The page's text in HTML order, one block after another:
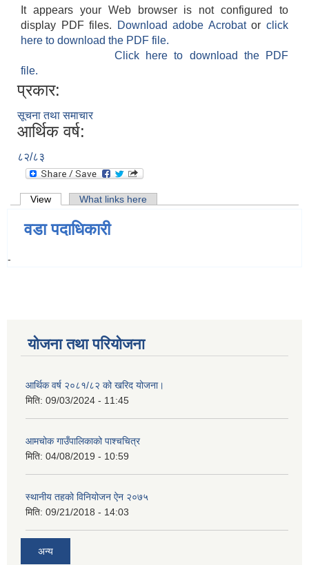
It appears your Web browser is not configured to
display PDF files.
Download adobe Acrobatorclick
here to download the PDF file.
Click here to download the PDF
file.
प्रकार:
सूचना तथा समाचार
आर्थिक वर्ष:
८२/८३
Primary tabs
View (active tab)What links here
वडा पदाधिकारी
-
योजना तथा परियोजना
आर्थिक वर्ष २०८१/८२ को खरिद योजना।
मिति: 09/03/2024 - 11:45
आमचोक गाउँपालिकाको पाश्चचित्र
मिति: 04/08/2019 - 10:59
स्थानीय तहको विनियोजन ऐन २०७५
मिति: 09/21/2018 - 14:03
अन्य